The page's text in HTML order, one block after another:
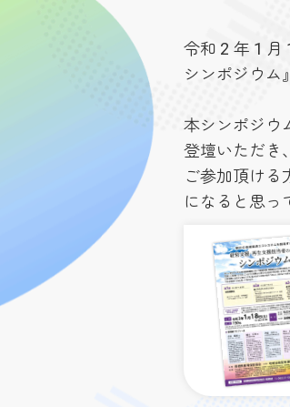
令和 2 年 1
シンポジウム
本シンポジウ
登壇いただき
ご参加頂け
になると思っ